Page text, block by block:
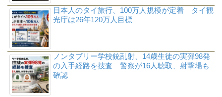
日本人のタイ旅行、100万人規模が定着 タイ観
光庁は26年120万人目標
ノンタブリー学校銃乱射、14歳生徒の実弾98発
の入手経路を捜査 警察が16人聴取、射撃場も
確認